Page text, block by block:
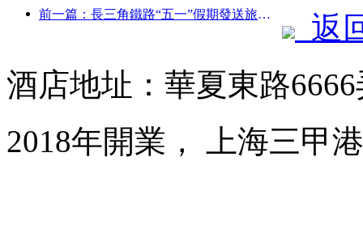
前一篇：長三角鐵路“五一”假期發送旅客超2138萬人次
返
酒店地址：華夏東路
2018年開業， 上海三